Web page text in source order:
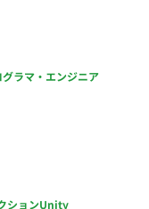
ラマ・エンジニア
ションUnity